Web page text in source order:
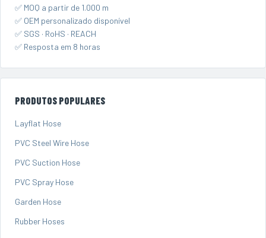
✅ MOQ a partir de 1.000 m
✅ OEM personalizado disponível
✅ SGS · RoHS · REACH
✅ Resposta em 8 horas
PRODUTOS POPULARES
Layflat Hose
PVC Steel Wire Hose
PVC Suction Hose
PVC Spray Hose
Garden Hose
Rubber Hoses